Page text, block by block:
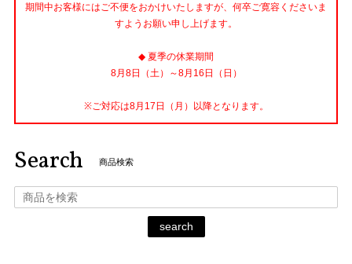
期間中お客様にはご不便をおかけいたしますが、何卒ご寛容くださいま
すようお願い申し上げます。
◆ 夏季の休業期間
8月8日（土）～8月16日（日）
※ご対応は8月17日（月）以降となります。
Search 商品検索
search